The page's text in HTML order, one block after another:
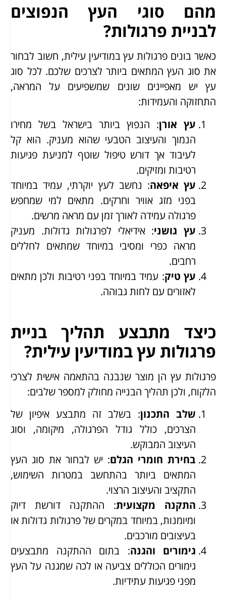
מהם סוגי העץ הנפוצים
לבניית פרגולות?
כאשר בונים פרגולות עץ במודיעין עילית, חשוב לבחור
את סוג העץ המתאים ביותר לצרכים שלכם. לכל סוג
עץ יש מאפיינים שונים שמשפיעים על המראה,
התחזוקה והעמידות:
עץ אורן: הנפוץ ביותר בישראל בשל מחירו
הנמוך והעיצוב הטבעי שהוא מעניק. הוא קל
לעיבוד אך דורש טיפול שוטף למניעת פגיעות
רטיבות ומזיקים.
עץ איפאה: נחשב לעץ יוקרתי, עמיד במיוחד
בפני מזג אוויר וחרקים. מתאים למי שמחפש
פרגולה עמידה לאורך זמן עם מראה מרשים.
עץ גושני: אידיאלי לפרגולות גדולות. מעניק
מראה כפרי ומסיבי במיוחד שמתאים לחללים
רחבים.
עץ טיק: עמיד במיוחד בפני רטיבות ולכן מתאים
לאזורים עם לחות גבוהה.
כיצד מתבצע תהליך בניית
פרגולות עץ במודיעין עילית?
פרגולות עץ הן מוצר שנבנה בהתאמה אישית לצרכי
הלקוח, ולכן תהליך הבנייה מחולק למספר שלבים:
שלב התכנון: בשלב זה מתבצע איפיון של
הצרכים, כולל גודל הפרגולה, מיקומה, וסוג
העיצוב המבוקש.
בחירת חומרי הגלם: יש לבחור את סוג העץ
המתאים ביותר בהתחשב במטרות השימוש,
התקציב והעיצוב הרצוי.
התקנה מקצועית: ההתקנה דורשת דיוק
ומיומנות, במיוחד במקרים של פרגולות גדולות או
בעיצובים מורכבים.
גימורים והגנה: בתום ההתקנה מתבצעים
גימורים הכוללים צביעה או לכה שמגנה על העץ
מפני פגיעות עתידיות.